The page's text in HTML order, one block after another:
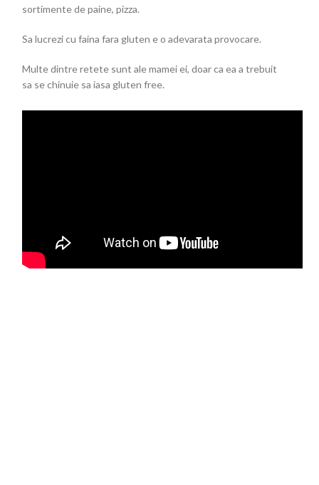
sortimente de paine, pizza.
Sa lucrezi cu faina fara gluten e o adevarata provocare.
Multe dintre retete sunt ale mamei ei, doar ca ea a trebuit
sa se chinuie sa iasa gluten free.